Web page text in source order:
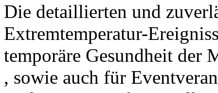
Die detaillierten und
Extremtemperatur-
temporäre Gesundheit der
, sowie auch für